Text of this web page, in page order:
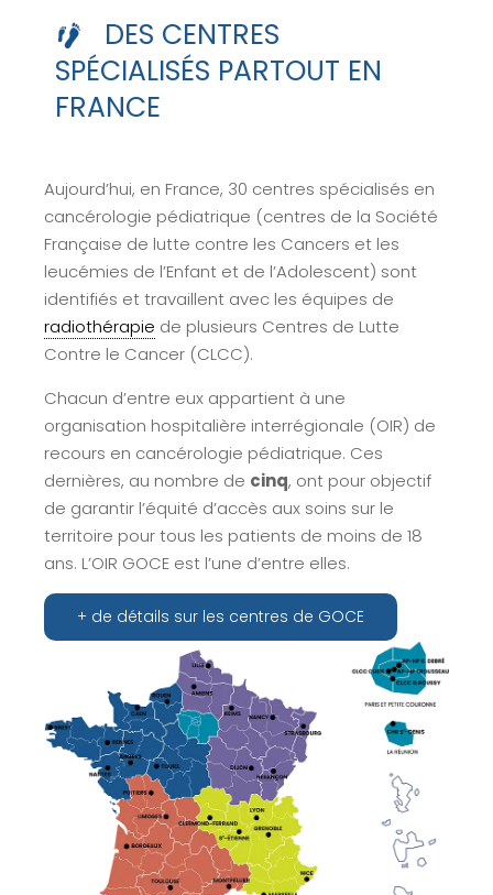
DES CENTRES
SPÉCIALISÉS PARTOUT EN
FRANCE
Aujourd’hui, en France, 30 centres spécialisés en
cancérologie pédiatrique (centres de la Société
Française de lutte contre les Cancers et les
leucémies de l’Enfant et de l’Adolescent) sont
identifiés et travaillent avec les équipes de
radiothérapie de plusieurs Centres de Lutte
Contre le Cancer (CLCC).
Chacun d’entre eux appartient à une
organisation hospitalière interrégionale (OIR) de
recours en cancérologie pédiatrique. Ces
dernières, au nombre de cinq, ont pour objectif
de garantir l’équité d’accès aux soins sur le
territoire pour tous les patients de moins de 18
ans. L’OIR GOCE est l’une d’entre elles.
+ de détails sur les centres de GOCE